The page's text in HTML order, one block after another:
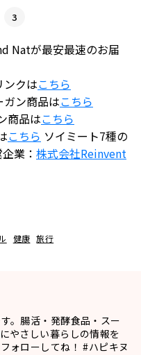
3
Natが最安最速のお届
クはこちら
ン商品はこちら
商品はこちら
こちら ソイミート7種の
業： 株式会社Reinvent
健康 旅行
。腸活・発酵食品・スー
やさしい暮らしの情報を
ォローしてね！ #ハピキヌ